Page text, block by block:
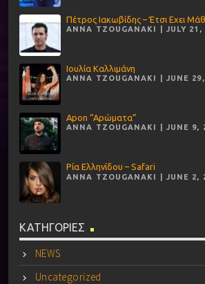
Πέτρος Ιακωβίδης – Έτσι Εχει
ANNA TZOUGANAKI | JULY 21,
Ιουλία Καλλιμάνη
ANNA TZOUGANAKI | JUNE
Apon “Αρώματα”
ANNA TZOUGANAKI | JUNE 9,
Ρία Ελληνίδου – Safari
ANNA TZOUGANAKI | JUNE 2,
ΚΑΤΗΓΟΡΙΕΣ
NEWS
Uncategorized